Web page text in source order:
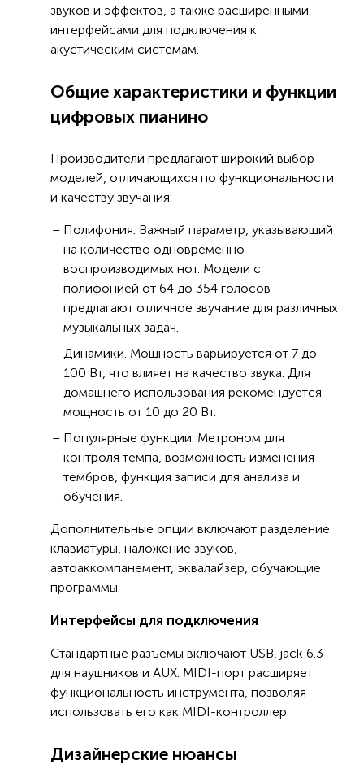
звуков и эффектов, а также расширенными
интерфейсами для подключения к
акустическим системам.
Общие характеристики и функции
цифровых пианино
Производители предлагают широкий выбор
моделей, отличающихся по функциональности
и качеству звучания:
Полифония. Важный параметр, указывающий
на количество одновременно
воспроизводимых нот. Модели с
полифонией от 64 до 354 голосов
предлагают отличное звучание для различных
музыкальных задач.
Динамики. Мощность варьируется от 7 до
100 Вт, что влияет на качество звука. Для
домашнего использования рекомендуется
мощность от 10 до 20 Вт.
Популярные функции. Метроном для
контроля темпа, возможность изменения
тембров, функция записи для анализа и
обучения.
Дополнительные опции включают разделение
клавиатуры, наложение звуков,
автоаккомпанемент, эквалайзер, обучающие
программы.
Интерфейсы для подключения
Стандартные разъемы включают USB, jack 6.3
для наушников и AUX. MIDI-порт расширяет
функциональность инструмента, позволяя
использовать его как MIDI-контроллер.
Дизайнерские нюансы